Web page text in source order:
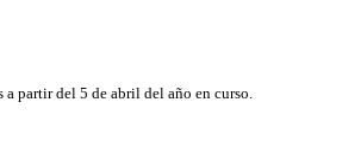
partir del 5 de abril del año en curso.